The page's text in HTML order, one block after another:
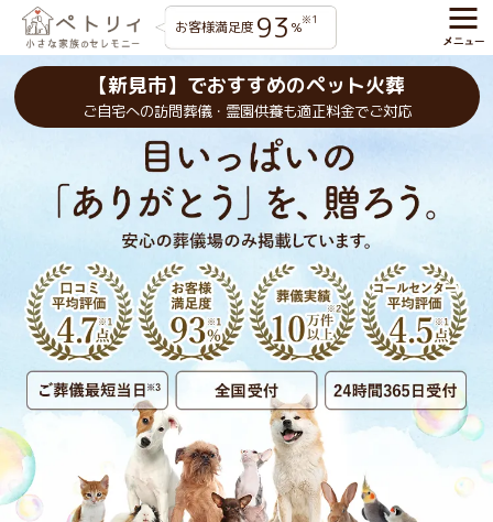
お客様満足度 93 %※1
【新見市】でおすすめのペット火葬
ご自宅への訪問葬儀・霊園供養も適正料金でご対応